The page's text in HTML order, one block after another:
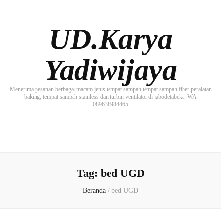
UD.Karya
Yadiwijaya
Menerima pesanan berbagai macam jenis tempat sampah,tempat sampah fiber,peralatan
baking, tempat sampah stainless dan turbin ventilator di jabodetabeka. WA
089638984465
Tag: bed UGD
Beranda / bed UGD